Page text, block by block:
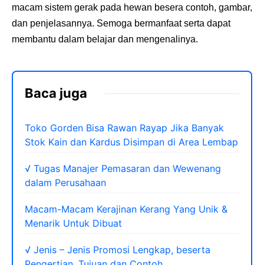
macam sistem gerak pada hewan besera contoh, gambar,
dan penjelasannya. Semoga bermanfaat serta dapat
membantu dalam belajar dan mengenalinya.
Baca juga
Toko Gorden Bisa Rawan Rayap Jika Banyak
Stok Kain dan Kardus Disimpan di Area Lembap
√ Tugas Manajer Pemasaran dan Wewenang
dalam Perusahaan
Macam-Macam Kerajinan Kerang Yang Unik &
Menarik Untuk Dibuat
√ Jenis – Jenis Promosi Lengkap, beserta